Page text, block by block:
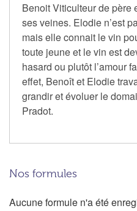
Benoit Viticulteur de père
ses veines. Elodie n’est
mais elle connait le vin
toute jeune et le vin est
hasard ou plutôt l’amour
effet, Benoît et Elodie
grandir et évoluer le
Pradot.
Nos formules
Aucune formule n'a été